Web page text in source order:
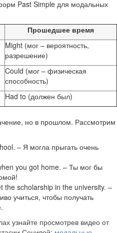
Past Simple для модальных
Прошедшее время
Might (мог – вероятность,
разрешение)
Could (мог – физическая
способность)
Had to (должен был)
но в прошлом. Рассмотрим
– Я могла прыгать очень
you got home. – Ты мог бы
the scholarship in the university. –
учиться, чтобы получать
узнайте просмотрев видео от